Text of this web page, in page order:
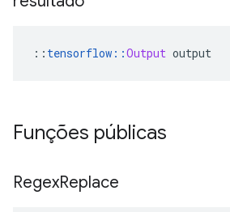
:: tensorflow ::Output output
Funções públicas
RegexReplace